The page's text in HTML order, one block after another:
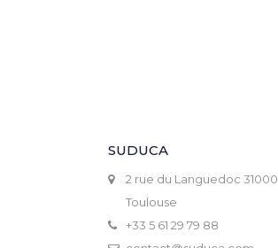
SUDUCA
2 rue du Languedoc 31000
Toulouse
+33 5 61 29 79 88